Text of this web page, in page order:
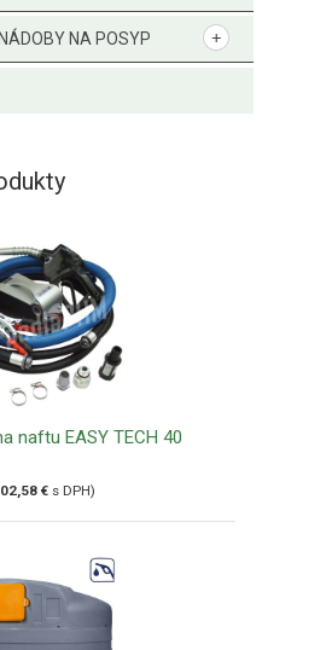
NA POSYP
naftu EASY TECH 40
€ s DPH)